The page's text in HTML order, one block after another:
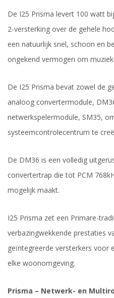
De I25 Prisma levert 100 watt
2-versterking over de gehele
een natuurlijk snel, schoon en
ongekend vermogen om
De I25 Prisma bevat zowel de
analoog convertermodule,
netwerkspelermodule, SM35,
systeemcontrolecentrum te
De DM36 is een volledig
convertertrap die tot PCM
mogelijk maakt.
I25 Prisma zet een Primare-
verbazingwekkende prestaties
geïntegreerde versterkers voor
elke woonomgeving.
Prisma – Netwerk- en